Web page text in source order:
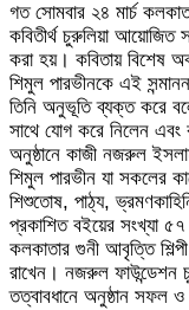
গত সোমবার ২৪ মার্চ
কবিতীর্থ চুরুলিয়া আয়োজিত
করা হয়। কবিতায় বিশেষ
শিমুল পারভীনকে এই
তিনি অনুভূতি ব্যক্ত করে
সাথে যোগ করে নিলেন এবং
অনুষ্ঠানে কাজী নজরুল
শিমুল পারভীন যা সকলের
শিশুতোষ, পাঠ্য,
প্রকাশিত বইয়ের সংখ্যা
কলকাতার গুনী আবৃত্তি শিল্পী
রাখেন। নজরুল ফাউন্ডেশন
তত্বাবধানে অনুষ্ঠান সফল ও